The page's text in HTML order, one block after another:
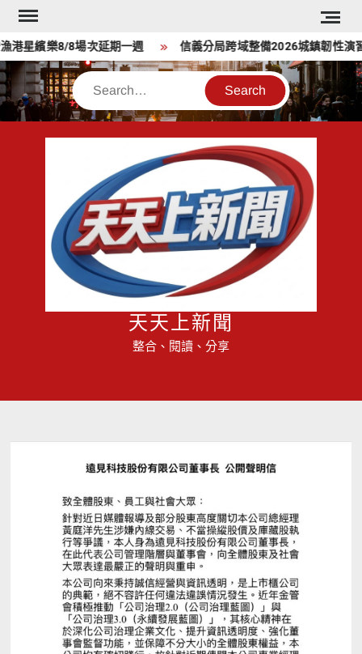
Skip
content
繽樂8/8場次延期一週 信義分局跨域整備2026城鎮韌性演習
Search
天天上新聞
整合、閱讀、分享